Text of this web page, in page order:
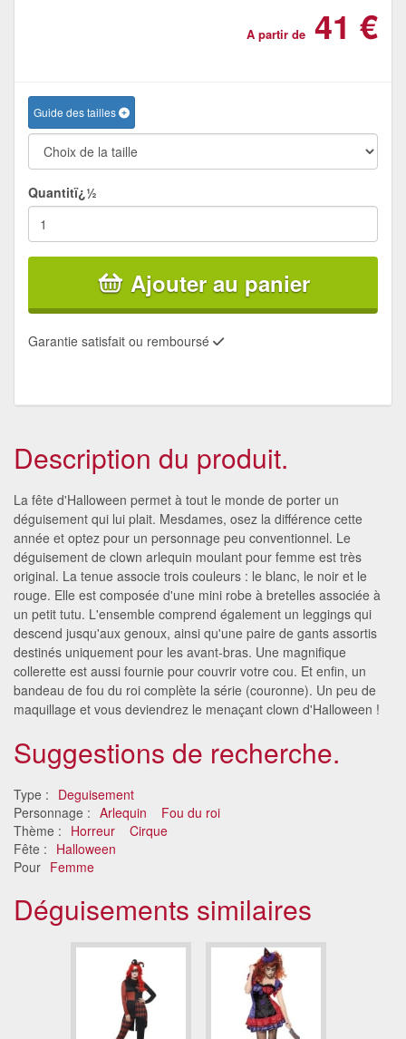
A partir de 41 €
Guide des tailles
Quantitï¿½
Ajouter au panier
Garantie satisfait ou remboursé
Description du produit.
La fête d'Halloween permet à tout le monde de porter un
déguisement qui lui plait. Mesdames, osez la différence cette
année et optez pour un personnage peu conventionnel. Le
déguisement de clown arlequin moulant pour femme est très
original. La tenue associe trois couleurs : le blanc, le noir et le
rouge. Elle est composée d'une mini robe à bretelles associée à
un petit tutu. L'ensemble comprend également un leggings qui
descend jusqu'aux genoux, ainsi qu'une paire de gants assortis
destinés uniquement pour les avant-bras. Une magnifique
collerette est aussi fournie pour couvrir votre cou. Et enfin, un
bandeau de fou du roi complète la série (couronne). Un peu de
maquillage et vous deviendrez le menaçant clown d'Halloween !
Suggestions de recherche.
Type : Deguisement
Personnage : Arlequin
Fou du roi
Thème : Horreur
Cirque
Fête : Halloween
Pour Femme
Déguisements similaires